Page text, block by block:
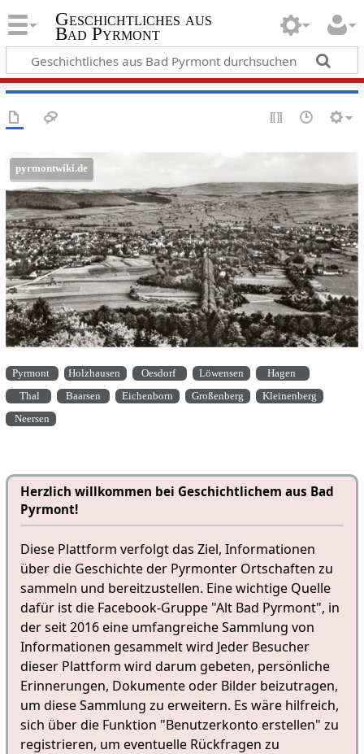
Geschichtliches aus
Bad Pyrmont
pyrmontwiki.de
Pyrmont Holzhausen Oesdorf Löwensen
Hagen
Thal
Baarsen Eichenborn Großenberg
Kleinenberg
Neersen
Herzlich willkommen bei Geschichtlichem aus Bad
Pyrmont!
Diese Plattform verfolgt das Ziel, Informationen
über die Geschichte der Pyrmonter Ortschaften zu
sammeln und bereitzustellen. Eine wichtige Quelle
dafür ist die Facebook-Gruppe "Alt Bad Pyrmont", in
der seit 2016 eine umfangreiche Sammlung von
Informationen gesammelt wird Jeder Besucher
dieser Plattform wird darum gebeten, persönliche
Erinnerungen, Dokumente oder Bilder beizutragen,
um diese Sammlung zu erweitern. Es wäre hilfreich,
sich über die Funktion "Benutzerkonto erstellen" zu
registrieren, um eventuelle Rückfragen zu